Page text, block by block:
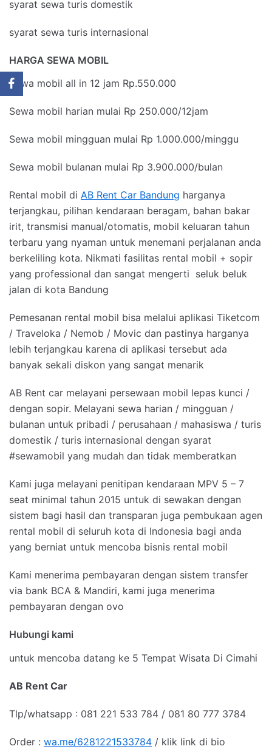
syarat sewa turis domestik
syarat sewa turis internasional
HARGA SEWA MOBIL
Sewa mobil all in 12 jam Rp.550.000
Sewa mobil harian mulai Rp 250.000/12jam
Sewa mobil mingguan mulai Rp 1.000.000/minggu
Sewa mobil bulanan mulai Rp 3.900.000/bulan
Rental mobil di AB Rent Car Bandung harganya
terjangkau, pilihan kendaraan beragam, bahan bakar
irit, transmisi manual/otomatis, mobil keluaran tahun
terbaru yang nyaman untuk menemani perjalanan anda
berkeliling kota. Nikmati fasilitas rental mobil + sopir
yang professional dan sangat mengerti seluk beluk
jalan di kota Bandung
Pemesanan rental mobil bisa melalui aplikasi Tiketcom
/ Traveloka / Nemob / Movic dan pastinya harganya
lebih terjangkau karena di aplikasi tersebut ada
banyak sekali diskon yang sangat menarik
AB Rent car melayani persewaan mobil lepas kunci /
dengan sopir. Melayani sewa harian / mingguan /
bulanan untuk pribadi / perusahaan / mahasiswa / turis
domestik / turis internasional dengan syarat
#sewamobil yang mudah dan tidak memberatkan
Kami juga melayani penitipan kendaraan MPV 5 – 7
seat minimal tahun 2015 untuk di sewakan dengan
sistem bagi hasil dan transparan juga pembukaan agen
rental mobil di seluruh kota di Indonesia bagi anda
yang berniat untuk mencoba bisnis rental mobil
Kami menerima pembayaran dengan sistem transfer
via bank BCA & Mandiri, kami juga menerima
pembayaran dengan ovo
Hubungi kami
untuk mencoba datang ke 5 Tempat Wisata Di Cimahi
AB Rent Car
Tlp/whatsapp : 081 221 533 784 / 081 80 777 3784
Order : wa.me/6281221533784 / klik link di bio